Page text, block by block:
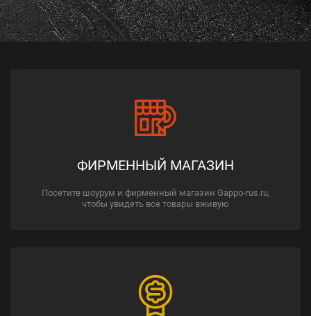
ФИРМЕННЫЙ МАГАЗИН
Посетите шоурум и фирменный магазин Gappo-rus.ru,
чтобы увидеть все товары вживую